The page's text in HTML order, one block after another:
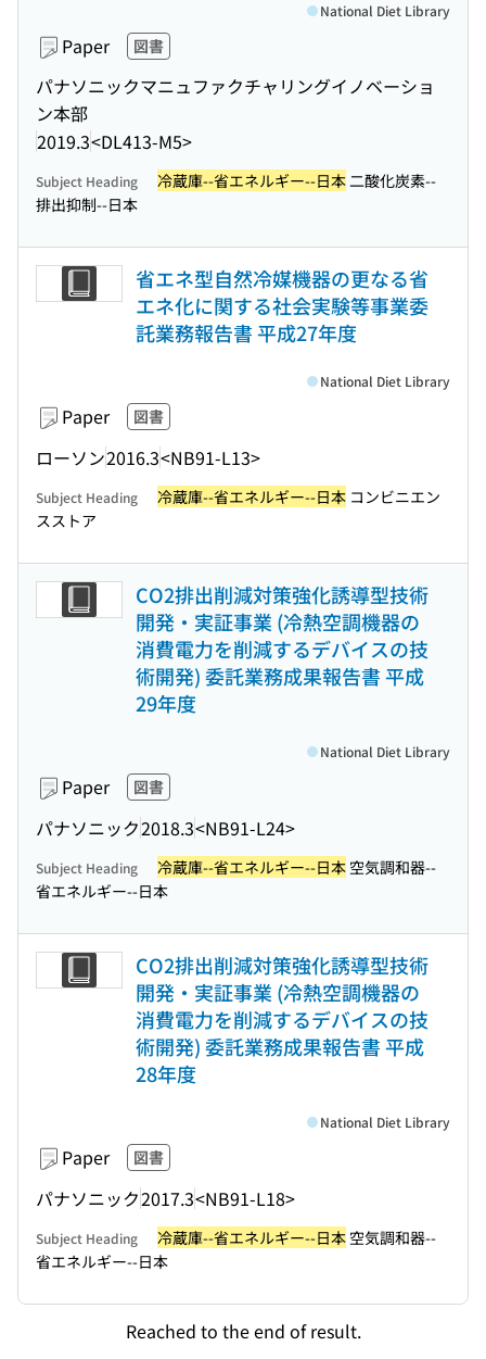
Paper 図書
パナソニックマニュファクチャリングイノベーショ
ン本部
2019.3<DL413-M5>
National Diet Library
Subject Heading 冷蔵庫--省エネルギー--日本二酸化炭素--
排出抑制--日本
省エネ型自然冷媒機器の更なる省
エネ化に関する社会実験等事業委
託業務報告書 平成27年度
Paper 図書
ローソン2016.3<NB91-L13>
National Diet Library
Subject Heading 冷蔵庫--省エネルギー--日本 コンビニエン
スストア
CO2排出削減対策強化誘導型技術
開発・実証事業 (冷熱空調機器の
消費電力を削減するデバイスの技
術開発) 委託業務成果報告書 平成
29年度
Paper 図書
パナソニック2018.3<NB91-L24>
National Diet Library
Subject Heading 冷蔵庫--省エネルギー--日本 空気調和器--
省エネルギー--日本
CO2排出削減対策強化誘導型技術
開発・実証事業 (冷熱空調機器の
消費電力を削減するデバイスの技
術開発) 委託業務成果報告書 平成
28年度
Paper 図書
パナソニック2017.3<NB91-L18>
National Diet Library
Subject Heading 冷蔵庫--省エネルギー--日本 空気調和器--
省エネルギー--日本
Reached to the end of result.